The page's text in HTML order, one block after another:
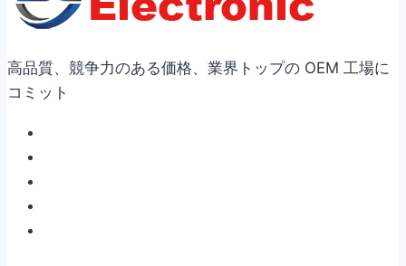
高品質、競争力のある価格、業界トップの OEM 工場に
コミット